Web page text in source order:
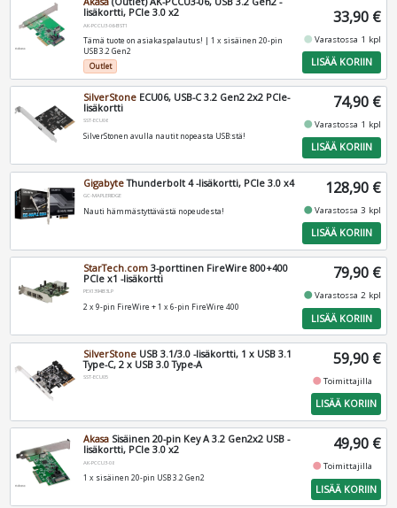
lisäkortti, PCIe 3.0 x2
AK-PCCU3-06-BST1
Tämä tuote on asiakaspalautus! | 1 x sisäinen 20-pin
USB 3.2 Gen2
Outlet
33,90 €
fiber_manual_record Varastossa 1 kpl
LISÄÄ KORIIN
SilverStone ECU06, USB-C 3.2 Gen2 2x2 PCIe-
lisäkortti
SST-ECU06
SilverStonen avulla nautit nopeasta USB:stä!
74,90 €
fiber_manual_recordVarastossa 1 kpl
LISÄÄ KORIIN
GigabyteThunderbolt 4 -lisäkortti, PCIe 3.0 x4
GC-MAPLERIDGE
Nauti hämmästyttävästä nopeudesta!
128,90 €
fiber_manual_recordVarastossa 3 kpl
LISÄÄ KORIIN
StarTech.com 3-porttinen FireWire 800+400
PCIe x1 -lisäkortti
PEX1394B3LP
2 x 9-pin FireWire + 1 x 6-pin FireWire 400
79,90 €
fiber_manual_recordVarastossa 2 kpl
LISÄÄ KORIIN
SilverStone USB 3.1/3.0 -lisäkortti, 1 x USB 3.1
Type-C, 2 x USB 3.0 Type-A
SST-ECU05
59,90 €
fiber_manual_recordToimittajilla
LISÄÄ KORIIN
Akasa Sisäinen 20-pin Key A 3.2 Gen2x2 USB -
lisäkortti, PCIe 3.0 x2
AK-PCCU3-08
1 x sisäinen 20-pin USB 3.2 Gen2
49,90 €
fiber_manual_recordToimittajilla
LISÄÄ KORIIN